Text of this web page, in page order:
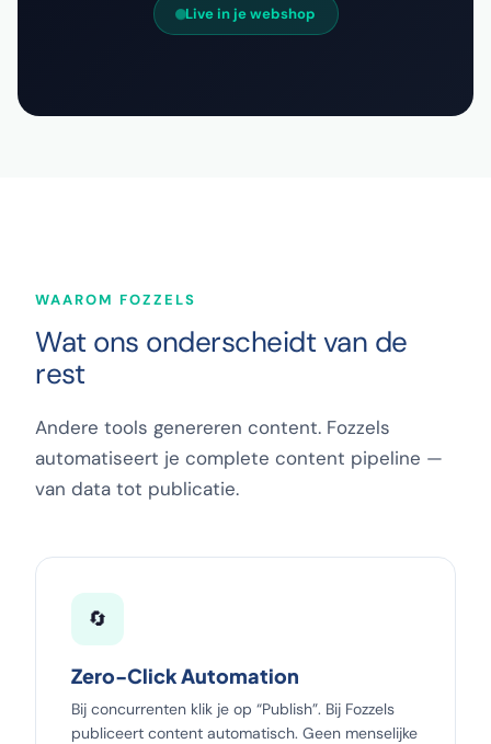
Live in je webshop
WAAROM FOZZELS
Wat ons onderscheidt van de
rest
Andere tools genereren content. Fozzels
automatiseert je complete content pipeline —
van data tot publicatie.
🔄
Zero-Click Automation
Bij concurrenten klik je op “Publish”. Bij Fozzels
publiceert content automatisch. Geen menselijke